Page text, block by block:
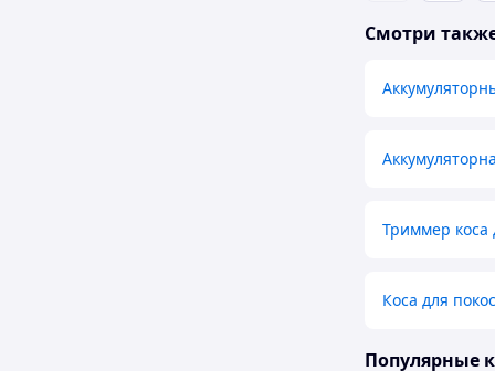
Смотри
Триммер коса
Коса для
Популярные